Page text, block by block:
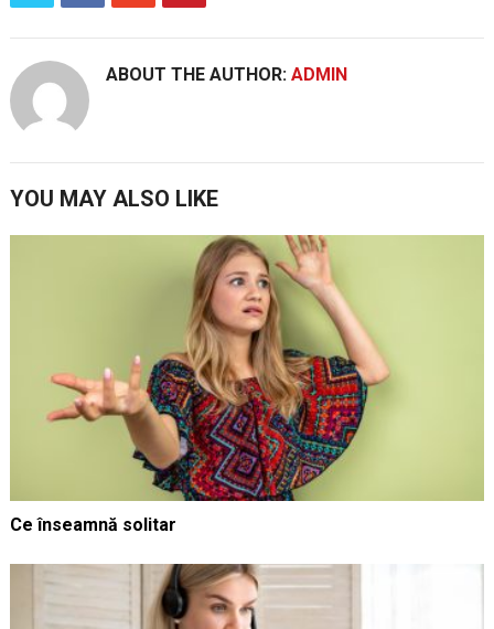
ABOUT THE AUTHOR: ADMIN
YOU MAY ALSO LIKE
Ce înseamnă solitar